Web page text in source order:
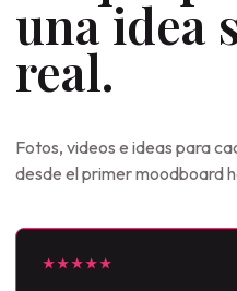
una idea
real.
Fotos, videos e ideas para
desde el primer moodboard
★★★★★